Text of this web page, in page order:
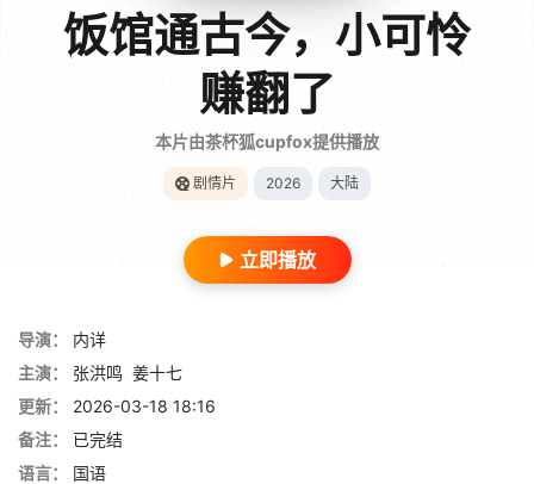
饭馆通古今，小可怜
赚翻了
本片由茶杯狐cupfox提供播放
剧情片 2026 大陆
立即播放
导演：
内详
主演：
张洪鸣 姜十七
更新：
2026-03-18 18:16
备注：
已完结
语言：
国语